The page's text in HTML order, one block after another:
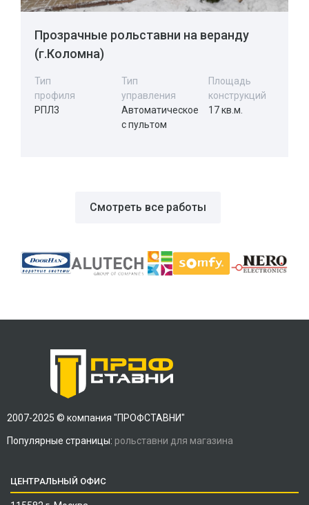
Прозрачные рольставни на веранду
(г.Коломна)
Тип
профиля
Тип
управления
Площадь
конструкций
РПЛ3
Автоматическое
с пультом
17 кв.м.
Смотреть все работы
2007-2025 © компания "ПРОФСТАВНИ"
Популярные страницы: рольставни для магазина
ЦЕНТРАЛЬНЫЙ ОФИС